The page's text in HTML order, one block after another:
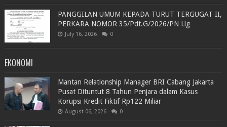
PANGGILAN UMUM KEPADA TURUT TERGUGAT II,
PERKARA NOMOR 35/Pdt.G/2026/PN Llg
July 16, 2026 0
EKONOMI
Mantan Relationship Manager BRI Cabang Jakarta
Pusat Dituntut 8 Tahun Penjara dalam Kasus
Korupsi Kredit Fiktif Rp122 Miliar
August 06, 2026 0